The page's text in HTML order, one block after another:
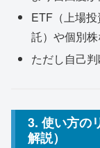
ETF（上場
託）や個別株
ただし自己
3. 使い方の
解説）